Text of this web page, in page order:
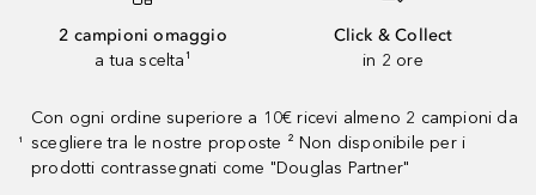
2 campioni omaggio
a tua scelta¹
Click & Collect
in 2 ore
¹
Con ogni ordine superiore a 10€ ricevi almeno 2 campioni da
scegliere tra le nostre proposte ² Non disponibile per i
prodotti contrassegnati come "Douglas Partner"